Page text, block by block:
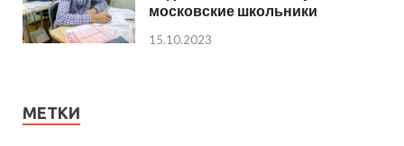
московские школьники
15.10.2023
МЕТКИ